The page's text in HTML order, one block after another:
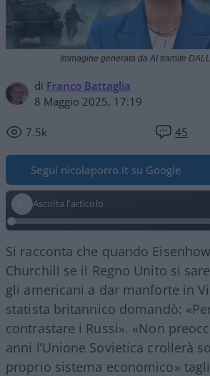
di Franco Battaglia
8 Maggio 2025, 17:19
7.5k 45
Immagine generata da AI tramite
Segui nicolaporro.it su Google
Ascolta l'articolo
Si racconta che quando
Churchill se il Regno Unito si
gli americani a dar manforte in
statista britannico domandò:
contrastare i Russi». «Non
anni l’Unione Sovietica crollerà
proprio sistema economico»